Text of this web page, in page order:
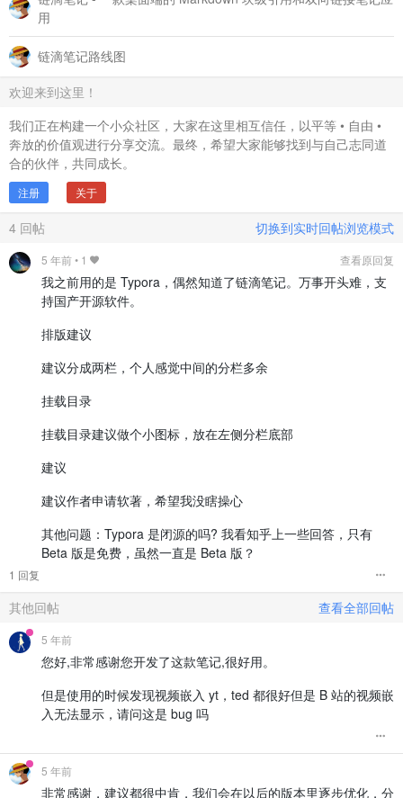
用
链滴笔记路线图
欢迎来到这里！
我们正在构建一个小众社区，大家在这里相互信任，以平等 • 自由 •
奔放的价值观进行分享交流。最终，希望大家能够找到与自己志同道
合的伙伴，共同成长。
注册 关于
4 回帖 切换到实时回帖浏览模式
5 年前• 1 查看原回复
我之前用的是 Typora，偶然知道了链滴笔记。万事开头难，支
持国产开源软件。
排版建议
建议分成两栏，个人感觉中间的分栏多余
挂载目录
挂载目录建议做个小图标，放在左侧分栏底部
建议
建议作者申请软著，希望我没瞎操心
其他问题：Typora 是闭源的吗? 我看知乎上一些回答，只有
Beta 版是免费，虽然一直是 Beta 版？
1 回复
其他回帖 查看全部回帖
5 年前
您好,非常感谢您开发了这款笔记,很好用。
但是使用的时候发现视频嵌入 yt，ted 都很好但是 B 站的视频嵌
入无法显示，请问这是 bug 吗
5 年前
非常感谢，建议都很中肯，我们会在以后的版本里逐步优化，分